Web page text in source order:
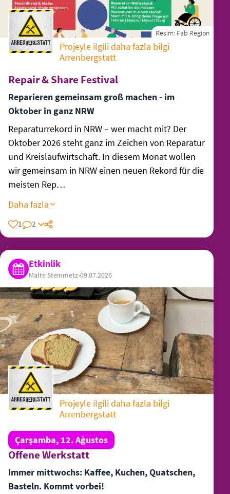
Resim: Fab Region
Projeyle ilgili daha fazla bilgi
Arrenbergstatt
Repair & Share Festival
Reparieren gemeinsam groß machen - im
Oktober in ganz NRW
Reparaturrekord in NRW – wer macht mit? Der
Oktober 2026 steht ganz im Zeichen von Reparatur
und Kreislaufwirtschaft. In diesem Monat wollen
wir gemeinsam in NRW einen neuen Rekord für die
meisten Rep…
Daha fazla
1 2
Etkinlik
Malte Steinmetz•09.07.2026
Projeyle ilgili daha fazla bilgi
Arrenbergstatt
Çarşamba, 12. Ağustos
Offene Werkstatt
Immer mittwochs: Kaffee, Kuchen, Quatschen,
Basteln. Kommt vorbei!